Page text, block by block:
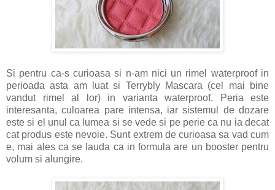
Si pentru ca-s curioasa si n-am nici un rimel waterproof in
perioada asta am luat si Terrybly Mascara (cel mai bine
vandut rimel al lor) in varianta waterproof. Peria este
interesanta, culoarea pare intensa, iar sistemul de dozare
este si el unul ca lumea si se vede si pe perie ca nu ia decat
cat produs este nevoie. Sunt extrem de curioasa sa vad cum
e, mai ales ca se lauda ca in formula are un booster pentru
volum si alungire.